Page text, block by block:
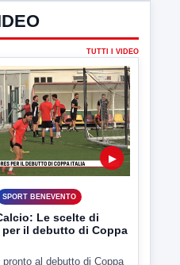
▶
SPORT BENEVENTO
Le scelte di
il debutto di Coppa
pronto al debutto di Coppa